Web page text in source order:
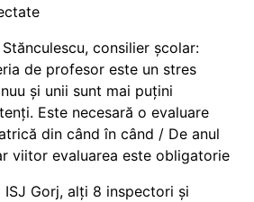
Stănculescu, consilier școlar:
de profesor este un stres
și unii sunt mai puțini
Este necesară o evaluare
din când în când / De anul
viitor evaluarea este obligatorie
ISJ Gorj, alți 8 inspectori și